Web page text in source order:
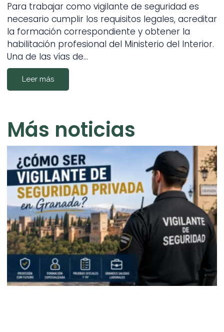
Para trabajar como vigilante de seguridad es
necesario cumplir los requisitos legales, acreditar
la formación correspondiente y obtener la
habilitación profesional del Ministerio del Interior.
Una de las vías de…
Leer más
Más noticias